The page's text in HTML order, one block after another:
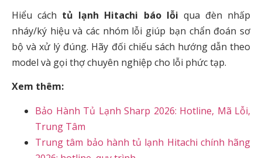
Hiểu cách tủ lạnh Hitachi báo lỗi qua đèn nhấp
nháy/ký hiệu và các nhóm lỗi giúp bạn chẩn đoán sơ
bộ và xử lý đúng. Hãy đối chiếu sách hướng dẫn theo
model và gọi thợ chuyên nghiệp cho lỗi phức tạp.
Xem thêm:
Bảo Hành Tủ Lạnh Sharp 2026: Hotline, Mã Lỗi,
Trung Tâm
Trung tâm bảo hành tủ lạnh Hitachi chính hãng